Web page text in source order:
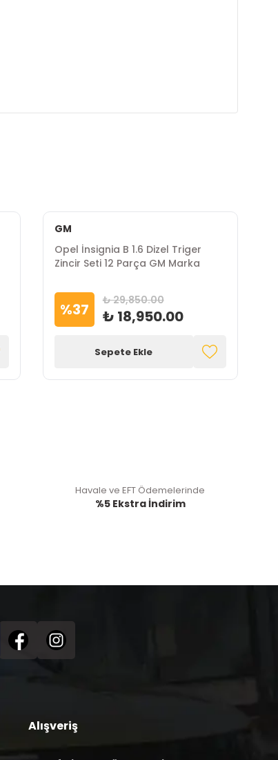
GM
Opel İnsignia B 1.6 Dizel Triger
Zincir Seti 12 Parça GM Marka
%37 ₺ 29,850.00
₺ 18,950.00
Sepete Ekle
Havale ve EFT Ödemelerinde
%5 Ekstra İndirim
Alışveriş